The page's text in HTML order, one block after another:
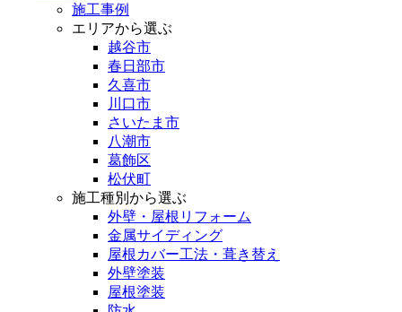
施工事例
エリアから選ぶ
越谷市
春日部市
久喜市
川口市
さいたま市
八潮市
葛飾区
松伏町
施工種別から選ぶ
外壁・屋根リフォーム
金属サイディング
屋根カバー工法・葺き替え
外壁塗装
屋根塗装